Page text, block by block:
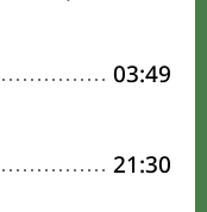
03:49
21:30